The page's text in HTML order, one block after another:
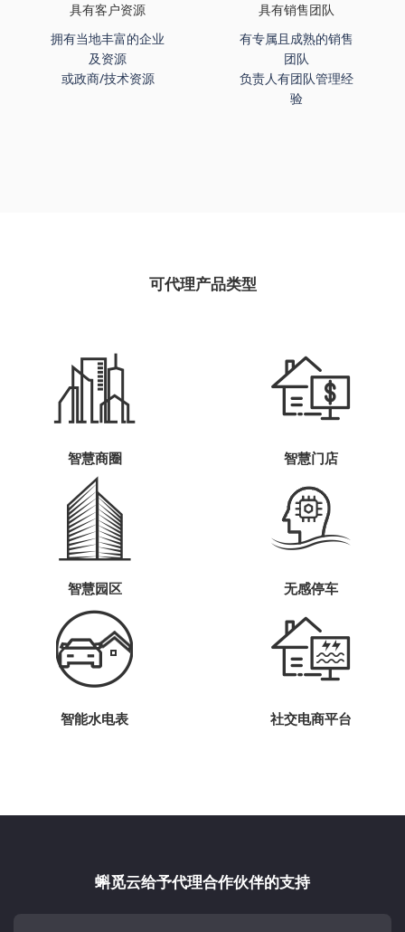
具有客户资源
拥有当地丰富的企业
及资源
或政商/技术资源
具有销售团队
有专属且成熟的销售
团队
负责人有团队管理经
验
可代理产品类型
智慧商圈 智慧门店
智慧园区 无感停车
智能水电表 社交电商平台
蝌觅云给予代理合作伙伴的支持